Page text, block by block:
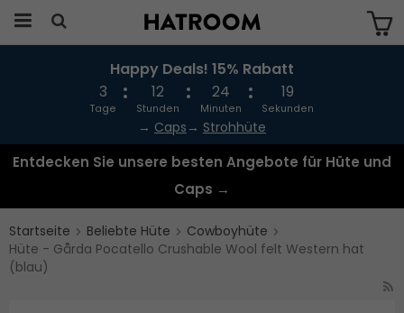
Das Produkt wurde in Ihren Warenkorb
gelegt
Happy Deals! 15% Rabatt
3
Tage
12
Stunden
24
Minuten
19
Sekunden
→ Caps → Strohhüte
Entdecken Sie unsere besten Angebote für Hüte und
Caps →
Startseite Beliebte Hüte
Cowboyhüte
Hüte - Gårda Pocatello Crushable Wool felt Western hat
(blau)